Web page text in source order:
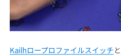
Kailhロープロファイルスイッチと